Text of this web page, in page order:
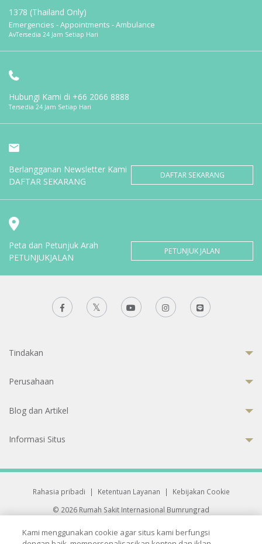
1378 (Thailand Only)
Emergencies - Appointments - Ambulance
AvTersedia 24 Jam Setiap Hari
Hubungi Kami di +66 2066 8888
Tersedia 24 Jam Setiap Hari
Berlangganan Newsletter Kami
DAFTAR SEKARANG
DAFTAR SEKARANG
Peta dan Petunjuk Arah
PETUNJUKJALAN
PETUNJUK JALAN
Tindakan
Perusahaan
Blog dan Artikel
Informasi Situs
Rahasia pribadi | Ketentuan Layanan |
Kebijakan Cookie
© 2026 Rumah Sakit Internasional Bumrungrad
33 Sukhumvit 3, Wattana, Bangkok 10110 Thailand.
Kami menggunakan cookie agar situs kami berfungsi